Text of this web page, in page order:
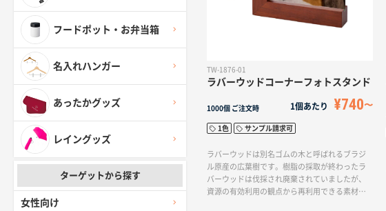
フードポット・お弁当箱
名入れハンガー
あったかグッズ
レイングッズ
ターゲットから探す
女性向け
TW-1876-01
ラバーウッドコーナーフォトスタンド
1000個 ご注文時 1個あたり ¥740
1色 サンプル請求可
ラバーウッドは別名ゴムの木と呼ばれるブラジ
ル原産の広葉樹です。樹脂の採取が終わったラ
バーウッドは伐採され廃棄されていましたが、
資源の有効利用の観点から再利用できる素材と